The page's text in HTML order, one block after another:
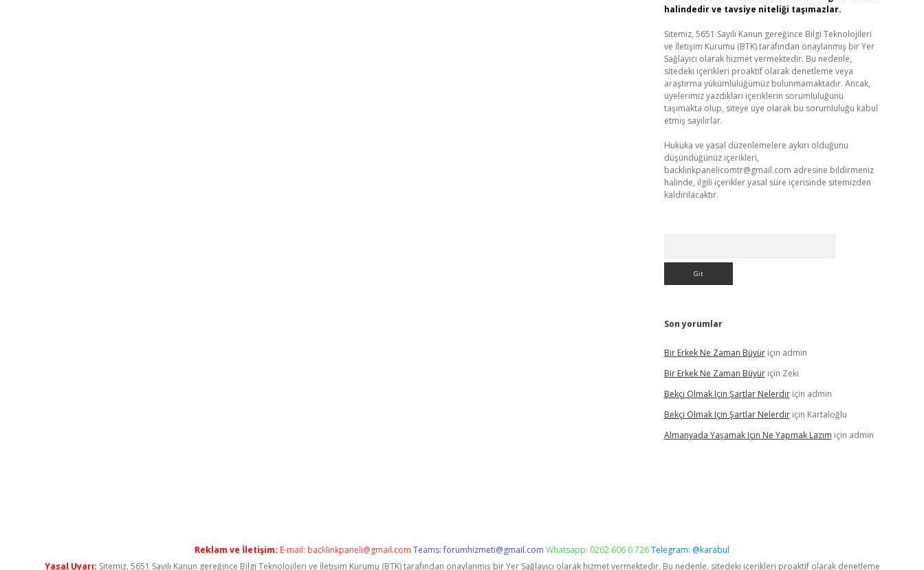
halindedir ve tavsiye niteliği taşımazlar.
Sitemiz, 5651 Sayılı Kanun gereğince Bilgi Teknolojileri
ve İletişim Kurumu (BTK) tarafından onaylanmış bir Yer
Sağlayıcı olarak hizmet vermektedir. Bu nedenle,
sitedeki içerikleri proaktif olarak denetleme veya
araştırma yükümlülüğümüz bulunmamaktadır. Ancak,
üyelerimiz yazdıkları içeriklerin sorumluluğunu
taşımakta olup, siteye üye olarak bu sorumluluğu kabul
etmiş sayılırlar.
Hukuka ve yasal düzenlemelere aykırı olduğunu
düşündüğünüz içerikleri,
backlinkpanelicomtr@gmail.com adresine bildirmeniz
halinde, ilgili içerikler yasal süre içerisinde sitemizden
kaldırılacaktır.
Son yorumlar
Bir Erkek Ne Zaman Büyüriçin admin
Bir Erkek Ne Zaman Büyüriçin Zeki
Bekçi Olmak Için Şartlar Nelerdiriçin admin
Bekçi Olmak Için Şartlar Nelerdiriçin Kartaloğlu
Almanyada Yaşamak Için Ne Yapmak Lazım için admin
Reklam ve İletişim: E-mail: backlinkpaneli@gmail.com Teams:forumhizmeti@gmail.com Whatsapp: 0262 606 0 726Telegram: @karabul
Yasal Uyarı: Sitemiz, 5651 Sayılı Kanun gereğince Bilgi Teknolojileri ve İletişim Kurumu (BTK) tarafından onaylanmış bir Yer Sağlayıcı olarak hizmet vermektedir. Bu nedenle, sitedeki içerikleri proaktif olarak denetleme